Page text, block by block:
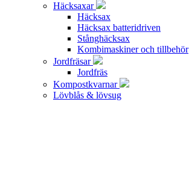
Häcksaxar
Häcksax
Häcksax batteridriven
Stånghäcksax
Kombimaskiner och tillbehör
Jordfräsar
Jordfräs
Kompostkvarnar
Lövblås & lövsug